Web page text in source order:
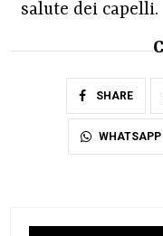
salute dei capelli.
SHARE
WHATSAPP